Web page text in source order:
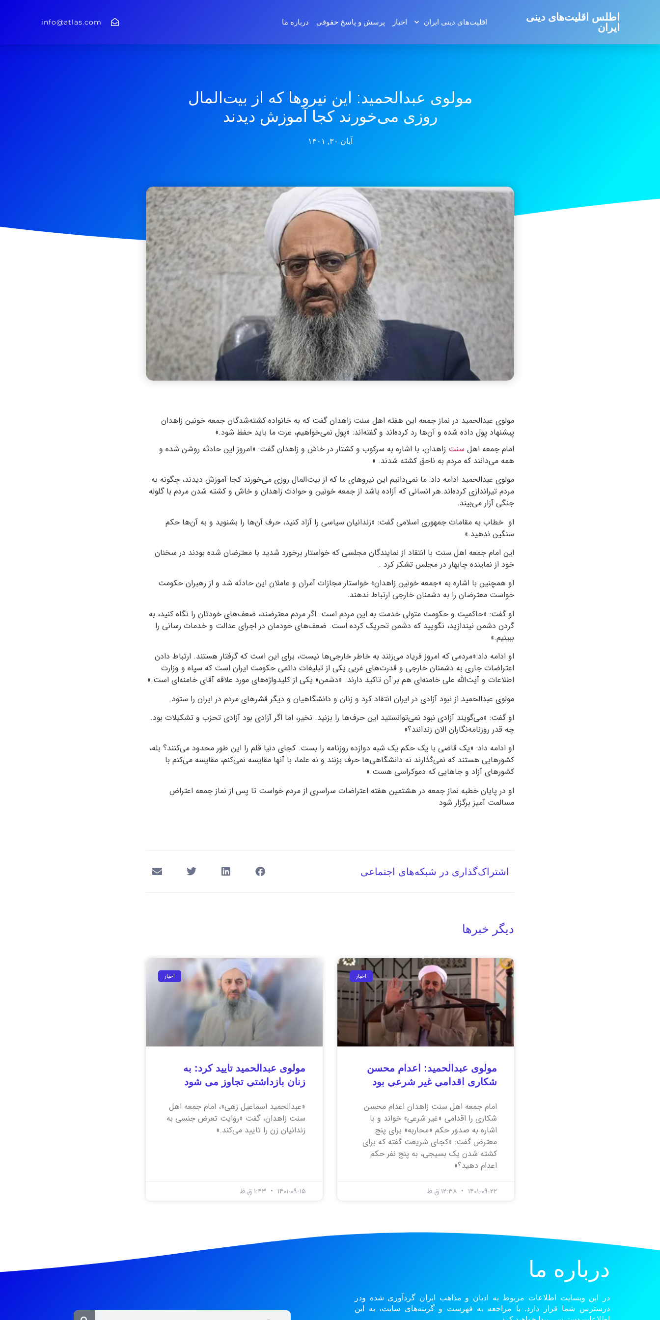
اطلس اقلیت‌های دینی
ایران
اقلیت‌های دینی ایران اخبار پرسش و پاسخ‌ حقوقی درباره ما info@atlas.com
مولوی عبدالحمید: این نیروها که از بیت‌المال
روزی می‌خورند کجا آموزش دیدند
آبان ۳۰, ۱۴۰۱
مولوی عبدالحمید در نماز جمعه این هفته اهل سنت زاهدان گفت که به خانواده کشته‌شدگان جمعه خونین زاهدان
پیشنهاد پول داده شده و آن‌ها رد کرده‌اند و گفته‌اند: «پول نمی‌خواهیم، عزت ما باید حفظ شود.»
امام جمعه اهل سنت زاهدان، با اشاره به سرکوب و کشتار در خاش و زاهدان گفت: «امروز این حادثه روشن شده و
همه می‌دانند که مردم به ناحق کشته شدند. »
مولوی عبدالحمید ادامه داد:‌ ما نمی‌دانیم این نیروهای ما که از بیت‌المال روزی می‌خورند کجا آموزش دیدند،‌ چگونه به
مردم تیراندازی کرده‌اند.هر انسانی که آزاده باشد از جمعه خونین و حوادث زاهدان و خاش و کشته شدن مردم با گلوله
جنگی آزار می‌بیند.
او خطاب به مقامات جمهوری اسلامی گفت: «زندانیان سیاسی را آزاد کنید، حرف آن‌ها را بشنوید و به آن‌ها حکم
سنگین ندهید.»
این امام جمعه اهل سنت با انتقاد از نمایندگان مجلسی که خواستار برخورد شدید با معترضان شده بودند در سخنان
خود از نماینده چابهار در مجلس تشکر کرد .
او همچنین با اشاره به «جمعه خونین زاهدان» خواستار مجازات آمران و عاملان این حادثه شد و از رهبران حکومت
خواست معترضان را به دشمنان خارجی ارتباط ندهند.
او گفت: «حاکمیت و حکومت متولی خدمت به این مردم است. اگر مردم معترضند، ضعف‌های خودتان را نگاه کنید، به
گردن دشمن نیندازید، نگویید که دشمن تحریک کرده است. ضعف‌های خودمان در اجرای عدالت و خدمات رسانی را
ببینیم.»
او ادامه داد:«مردمی که امروز فریاد می‌زنند به خاطر خارجی‌ها نیست، برای این است که گرفتار هستند. ارتباط دادن
اعتراضات جاری به دشمنان خارجی و قدرت‌های غربی یکی از تبلیغات دائمی حکومت ایران است که سپاه و وزارت
اطلاعات و آیت‌الله علی خامنه‌ای هم بر آن تاکید دارند. «دشمن» یکی از کلیدواژه‌های مورد علاقه آقای خامنه‌ای است.»
مولوی عبدالحمید از نبود آزادی در ایران انتقاد کرد و زنان و دانشگاهیان و دیگر قشرهای مردم در ایران را ستود.
او گفت: «می‌گویند آزادی نبود نمی‌توانستید این حرف‌ها را بزنید. نخیر، اما اگر آزادی بود آزادی تحزب و تشکیلات بود.
چه قدر روزنامه‌نگاران الان زندانند؟»
او ادامه داد: «یک قاضی با یک حکم یک شبه دوازده روزنامه را بست. کجای دنیا قلم را این طور محدود می‌کنند؟ بله،
کشورهایی هستند که نمی‌گذارند نه دانشگاهی‌ها حرف بزنند و نه علما، با آنها مقایسه نمی‌کنم، مقایسه می‌کنم با
کشورهای آزاد و جاهایی که دموکراسی هست.»
او در پایان خطبه نماز جمعه در هشتمین هفته اعتراضات سراسری از مردم خواست تا پس از نماز جمعه اعتراض
مسالمت آمیز برگزار شود
اشتراک‌گذاری در شبکه‌های اجتماعی
دیگر خبرها
اخبار
مولوی عبدالحمید: اعدام محسن
شکاری اقدامی غیر شرعی بود
امام جمعه اهل سنت زاهدان اعدام محسن
شکاری را اقدامی «غیر شرعی» خواند و با
اشاره به صدور حکم «محاربه» برای پنج
معترض گفت: «کجای شریعت گفته که برای
کشته شدن یک بسیجی، به پنج نفر حکم
اعدام دهید؟»
۱۴۰۱-۰۹-۲۲
اخبار
مولوی عبدالحمید تایید کرد: به
زنان بازداشتی تجاوز می شود
«عبدالحمید اسماعیل زهی»، امام جمعه اهل
سنت زاهدان، گفت «روایت تعرض جنسی به
زندانیان زن را تایید می‌کند.»
۱۴۰۱-۰۹-۱۵
درباره ما
در این وبسایت اطلاعات مربوط به ادیان و مذاهب ایران گردآوری شده ودر
درسترس شما قرار دارد. با مراجعه به فهرست و گزینه‌های سایت، به این